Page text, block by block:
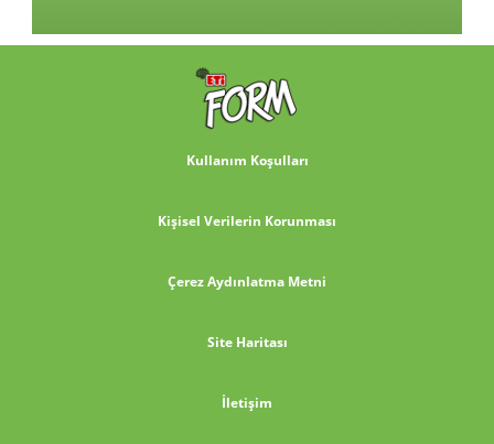
Kullanım Koşulları
Kişisel Verilerin Korunması
Çerez Aydınlatma Metni
Site Haritası
İletişim